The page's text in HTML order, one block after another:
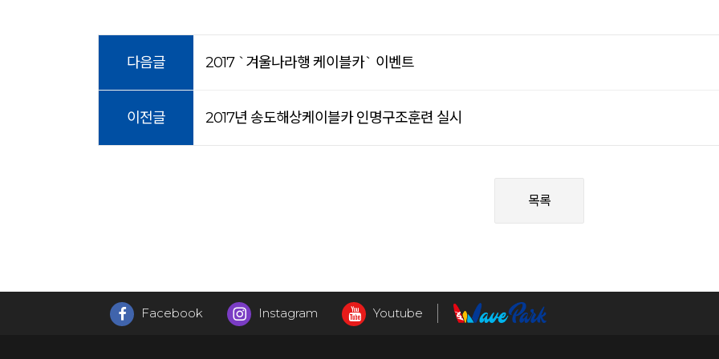
다음글 2017 `겨울나라행 케이블카` 이벤트
이전글 2017년 송도해상케이블카 인명구조훈련 실시
목록
Facebook Instagram Youtube